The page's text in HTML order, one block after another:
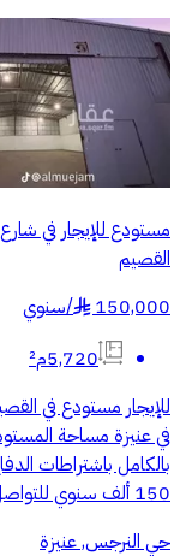
القصيم
150,000
§
/سنوي
5,720م²
للإيجار مستودع في
بالكامل باشتراطات
150 ألف سنوي للتواصل :
حي النرجس, عنيزة